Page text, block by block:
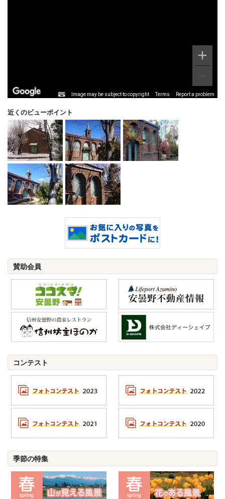
Image may be subject to copyright Terms Report a problem
近くのビューポイント
賛助会員
コンテスト
季節の特集